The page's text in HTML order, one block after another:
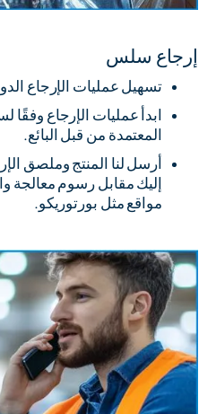
إرجاع سلس
تسهيل عمليات الإرجاع
ابدأ عمليات الإرجاع وفقًا
المعتمدة من قبل البائع.
أرسل لنا المنتج وملصق
إليك مقابل رسوم معالجة
مواقع مثل بورتوريكو.